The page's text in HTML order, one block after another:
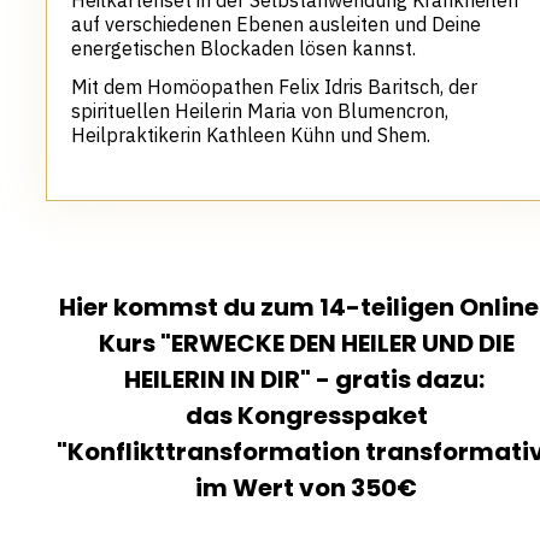
auf verschiedenen Ebenen ausleiten und Deine
energetischen Blockaden lösen kannst.
Mit dem Homöopathen Felix Idris Baritsch, der
spirituellen Heilerin Maria von Blumencron,
Heilpraktikerin Kathleen Kühn und Shem.
Hier kommst du zum 14-teiligen
Kurs "ERWECKE DEN HEILER UND DIE
HEILERIN IN DIR" - gratis dazu:
dasKongresspaket
"Konflikttransformation
im Wert von 350€